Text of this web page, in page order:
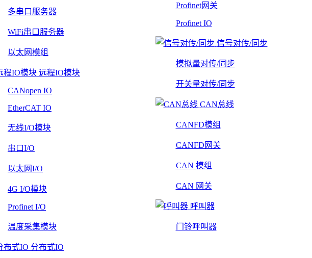
多串口服务器
WiFi串口服务器
以太网模组
远程IO模块
CANopen IO
EtherCAT IO
无线I/O模块
串口I/O
以太网I/O
4G I/O模块
Profinet I/O
温度采集模块
分布式IO
Profinet网关
Profinet IO
信号对传/同步
模拟量对传/同步
开关量对传/同步
CAN总线
CANFD模组
CANFD网关
CAN 模组
CAN 网关
呼叫器
门铃呼叫器